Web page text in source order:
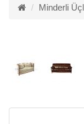
Minderli